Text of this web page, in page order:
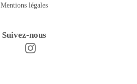
Mentions légales
Suivez-nous
Facebook